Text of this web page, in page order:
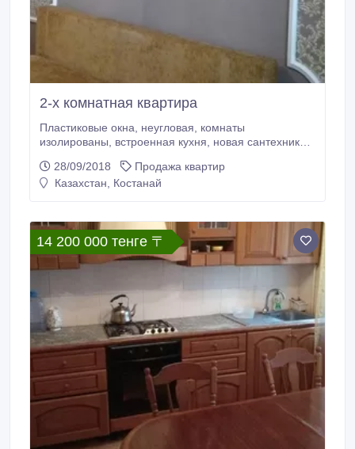
2-х комнатная квартира
Пластиковые окна, неугловая, комнаты
изолированы, встроенная кухня, новая сантехника,
Березки (ул. Комарова, 13). Дом кирпичный, очень
теплый. Квартира с хорошим ремонтом. Кухня в
28/09/2018
Продажа квартир
Казахстан, Костанай
14 200 000 тенге 〒